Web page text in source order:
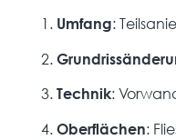
Umfang:
Technik:
Oberflächen: